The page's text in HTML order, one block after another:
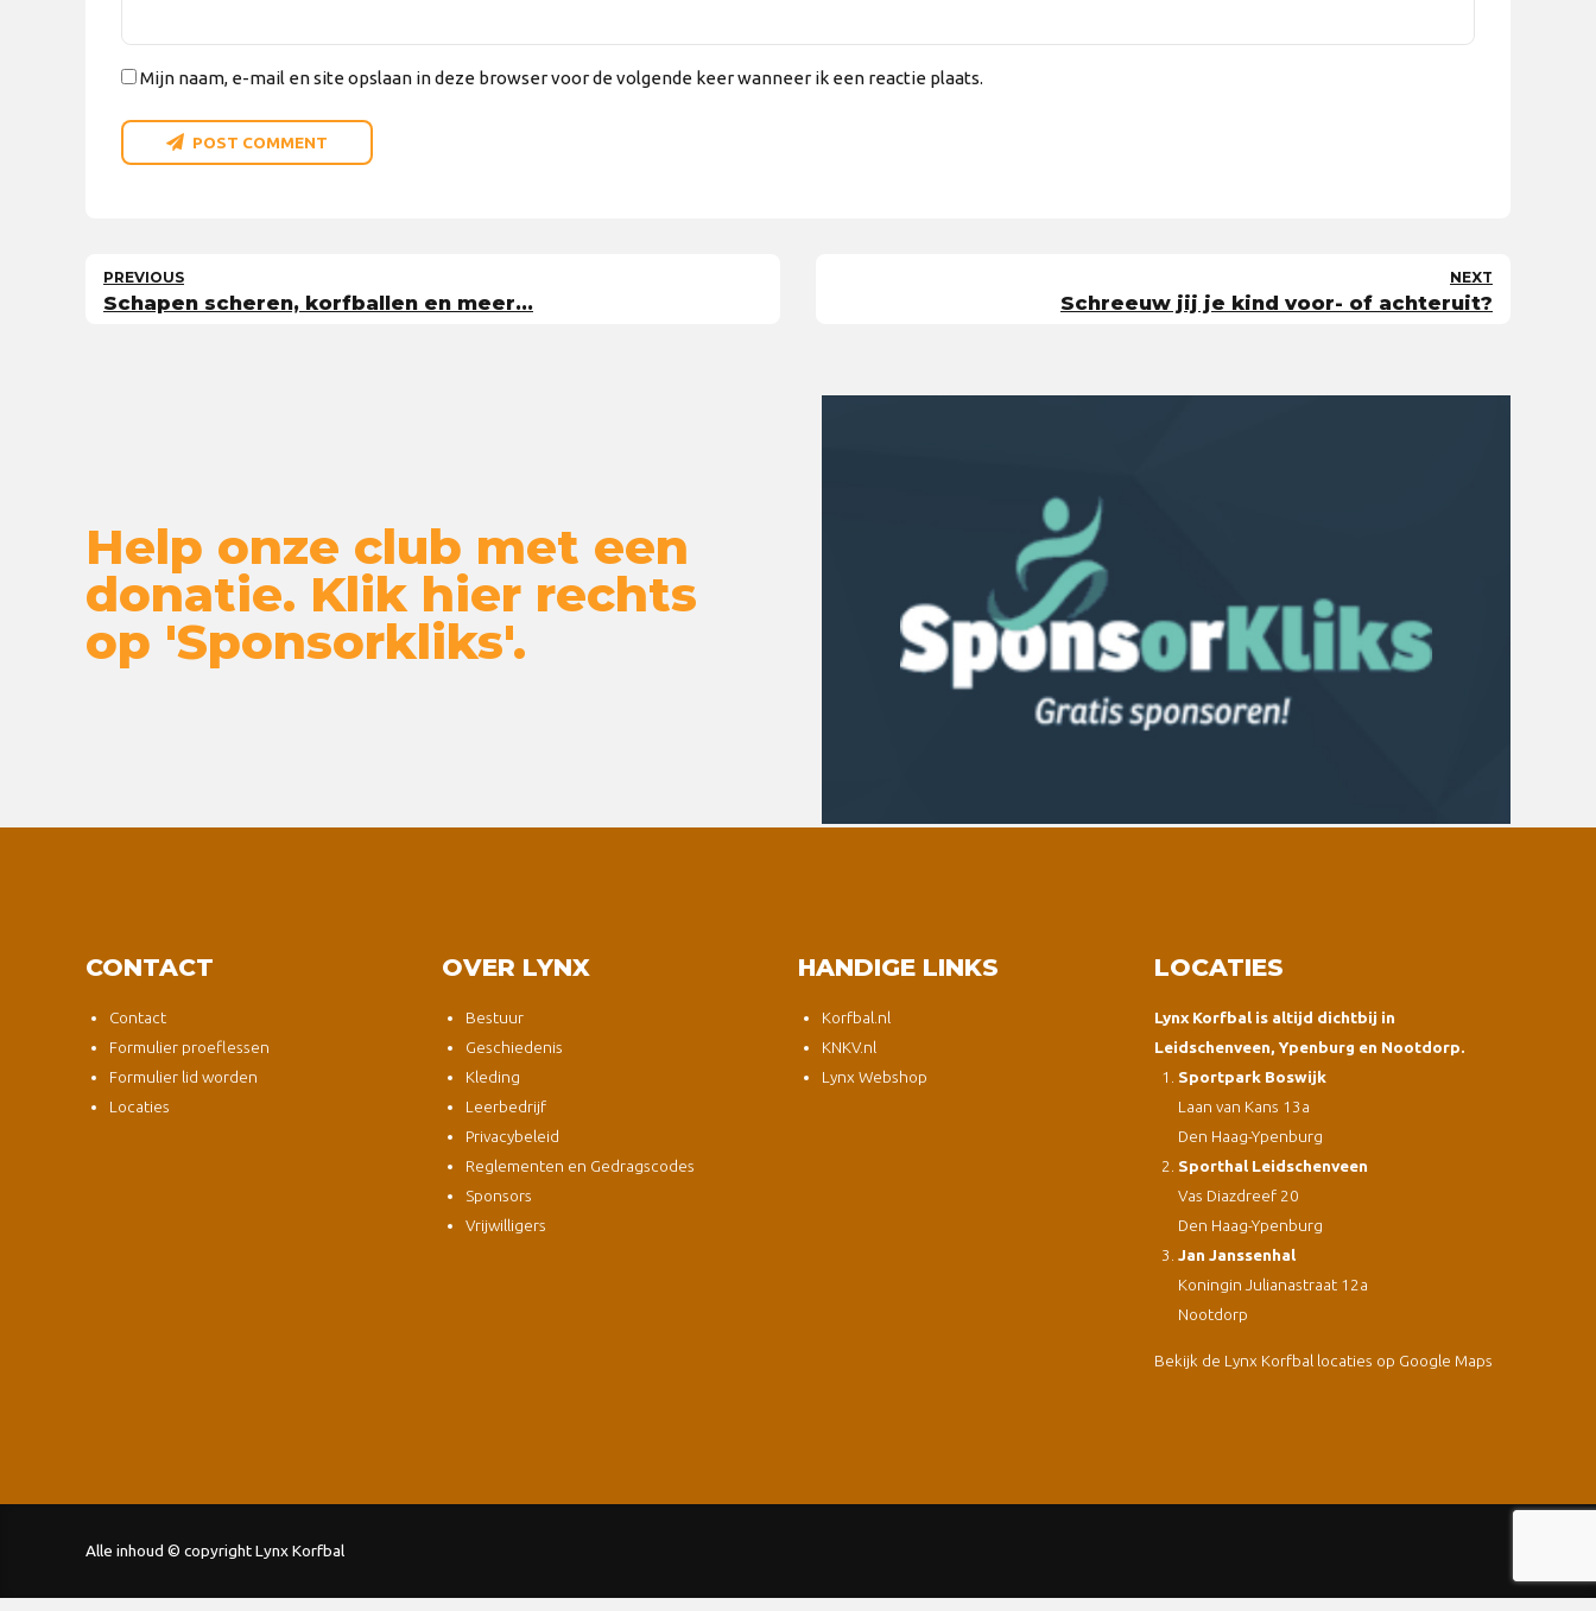
Mijn naam, e-mail en site opslaan in deze browser voor de volgende keer wanneer ik een reactie plaats.
POST COMMENT
PREVIOUS
Schapen scheren, korfballen en meer...
NEXT
Schreeuw jij je kind voor- of achteruit?
Help onze club met een
donatie. Klik hier rechts
op 'Sponsorkliks'.
CONTACT
Contact
Formulier proeflessen
Formulier lid worden
Locaties
OVER LYNX
Bestuur
Geschiedenis
Kleding
Leerbedrijf
Privacybeleid
Reglementen en Gedragscodes
Sponsors
Vrijwilligers
HANDIGE LINKS
Korfbal.nl
KNKV.nl
Lynx Webshop
LOCATIES
Lynx Korfbal is altijd dichtbij in
Leidschenveen, Ypenburg en Nootdorp.
Sportpark Boswijk
Laan van Kans 13a
Den Haag-Ypenburg
Sporthal Leidschenveen
Vas Diazdreef 20
Den Haag-Ypenburg
Jan Janssenhal
Koningin Julianastraat 12a
Nootdorp
Bekijk de Lynx Korfbal locaties op Google Maps
Alle inhoud © copyright Lynx Korfbal